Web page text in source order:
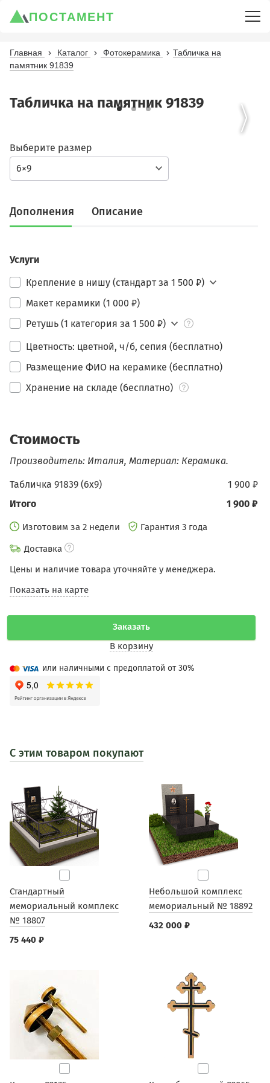
ПОСТАМЕНТ
Главная Каталог Фотокерамика
Табличка на
памятник 91839
Табличка на памятник 91839
6×9
Выберите размер
Дополнения Описание
Услуги
Крепление в нишу (стандарт за 1 500 ₽)
Макет керамики (1 000 ₽)
Ретушь (1 категория за 1 500 ₽)
Цветность: цветной, ч/б, сепия (бесплатно)
Размещение ФИО на керамике (бесплатно)
Хранение на складе (бесплатно)
Стоимость
Производитель: Италия, Материал: Керамика.
1 900 ₽
Табличка 91839 (6х9)
1 900 ₽
Итого
Изготовим за 2 недели
Гарантия 3 года
Доставка
Цены и наличие товара уточняйте у менеджера.
Показать на карте
Заказать
В корзину
или наличными с предоплатой от 30%
С этим товаром покупают
Стандартный
мемориальный комплекс
№ 18807
75 440 ₽
Небольшой комплекс
мемориальный № 18892
432 000 ₽